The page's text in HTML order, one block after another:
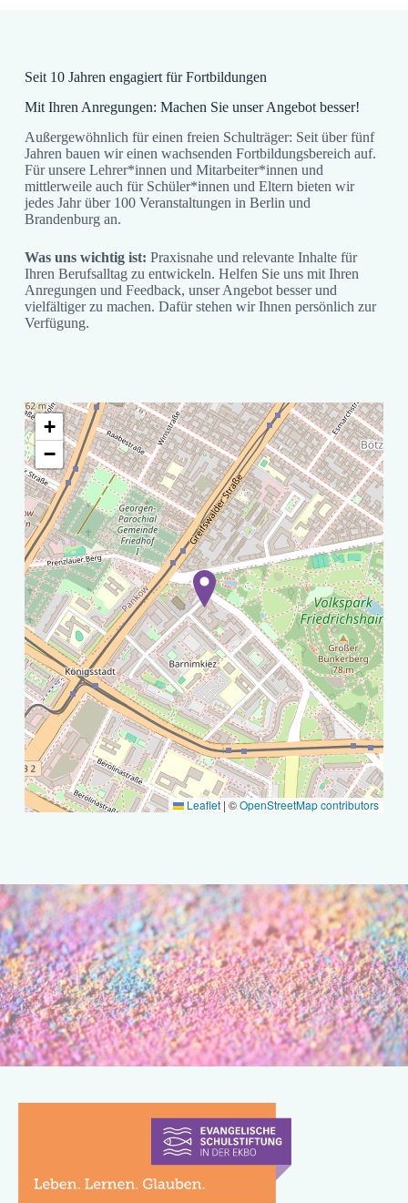
+
−
Leaflet| ©OpenStreetMap contributors
Seit 10 Jahren engagiert für Fortbildungen
Mit Ihren Anregungen: Machen Sie unser Angebot besser!
Außergewöhnlich für einen freien Schulträger: Seit über fünf
Jahren bauen wir einen wachsenden Fortbildungsbereich auf.
Für unsere Lehrer*innen und Mitarbeiter*innen und
mittlerweile auch für Schüler*innen und Eltern bieten wir
jedes Jahr über 100 Veranstaltungen in Berlin und
Brandenburg an.
Was uns wichtig ist: Praxisnahe und relevante Inhalte für
Ihren Berufsalltag zu entwickeln. Helfen Sie uns mit Ihren
Anregungen und Feedback, unser Angebot besser und
vielfältiger zu machen. Dafür stehen wir Ihnen persönlich zur
Verfügung.